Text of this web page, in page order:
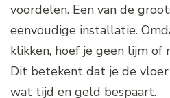
voordelen. Een van de
eenvoudige installatie.
klikken, hoef je geen lijm of
Dit betekent dat je de
wat tijd en geld bespaart.